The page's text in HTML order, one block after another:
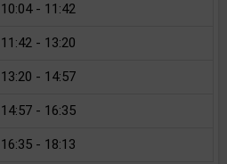
10:04 - 11:42
11:42 - 13:20
13:20 - 14:57
14:57 - 16:35
16:35 - 18:13